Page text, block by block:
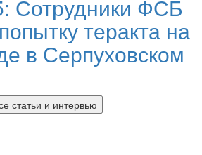
Сотрудники ФСБ
теракта на
в Серпуховском
статьи и интервью